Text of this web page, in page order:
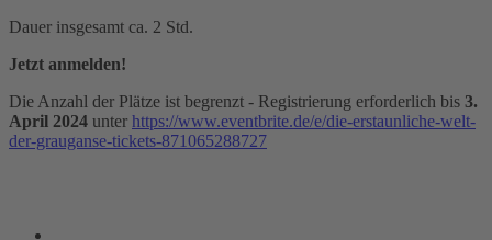
Dauer insgesamt ca. 2 Std.
Jetzt anmelden!
Die Anzahl der Plätze ist begrenzt - Registrierung erforderlich bis 3.
April 2024 unter https://www.eventbrite.de/e/die-erstaunliche-welt-
der-grauganse-tickets-871065288727